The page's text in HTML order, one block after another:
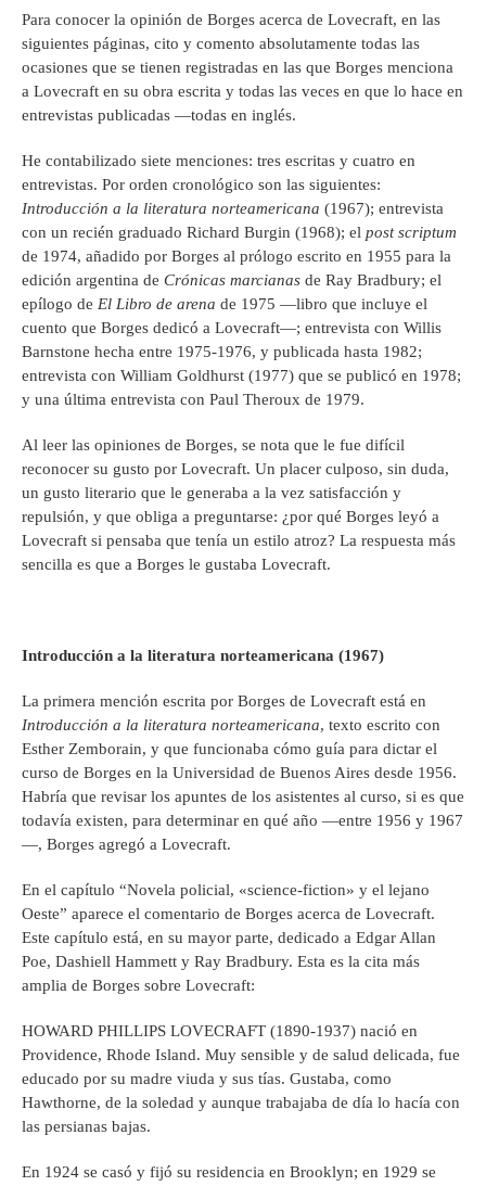
Para conocer la opinión de Borges acerca de Lovecraft, en las
siguientes páginas, cito y comento absolutamente todas las
ocasiones que se tienen registradas en las que Borges menciona
a Lovecraft en su obra escrita y todas las veces en que lo hace en
entrevistas publicadas —todas en inglés.
He contabilizado siete menciones: tres escritas y cuatro en
entrevistas. Por orden cronológico son las siguientes:
Introducción a la literatura norteamericana (1967); entrevista
con un recién graduado Richard Burgin (1968); el post scriptum
de 1974, añadido por Borges al prólogo escrito en 1955 para la
edición argentina de Crónicas marcianas de Ray Bradbury; el
epílogo de El Libro de arena de 1975 —libro que incluye el
cuento que Borges dedicó a Lovecraft—; entrevista con Willis
Barnstone hecha entre 1975-1976, y publicada hasta 1982;
entrevista con William Goldhurst (1977) que se publicó en 1978;
y una última entrevista con Paul Theroux de 1979.
Al leer las opiniones de Borges, se nota que le fue difícil
reconocer su gusto por Lovecraft. Un placer culposo, sin duda,
un gusto literario que le generaba a la vez satisfacción y
repulsión, y que obliga a preguntarse: ¿por qué Borges leyó a
Lovecraft si pensaba que tenía un estilo atroz? La respuesta más
sencilla es que a Borges le gustaba Lovecraft.
Introducción a la literatura norteamericana (1967)
La primera mención escrita por Borges de Lovecraft está en
Introducción a la literatura norteamericana, texto escrito con
Esther Zemborain, y que funcionaba cómo guía para dictar el
curso de Borges en la Universidad de Buenos Aires desde 1956.
Habría que revisar los apuntes de los asistentes al curso, si es que
todavía existen, para determinar en qué año —entre 1956 y 1967
—, Borges agregó a Lovecraft.
En el capítulo “Novela policial, «science-fiction» y el lejano
Oeste” aparece el comentario de Borges acerca de Lovecraft.
Este capítulo está, en su mayor parte, dedicado a Edgar Allan
Poe, Dashiell Hammett y Ray Bradbury. Esta es la cita más
amplia de Borges sobre Lovecraft:
HOWARD PHILLIPS LOVECRAFT (1890-1937) nació en
Providence, Rhode Island. Muy sensible y de salud delicada, fue
educado por su madre viuda y sus tías. Gustaba, como
Hawthorne, de la soledad y aunque trabajaba de día lo hacía con
las persianas bajas.
En 1924 se casó y fijó su residencia en Brooklyn; en 1929 se